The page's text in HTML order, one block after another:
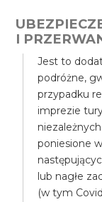
I
Jest to
podróżne,
przypadku
imprezie
poniesione
lub nagłe
(w tym